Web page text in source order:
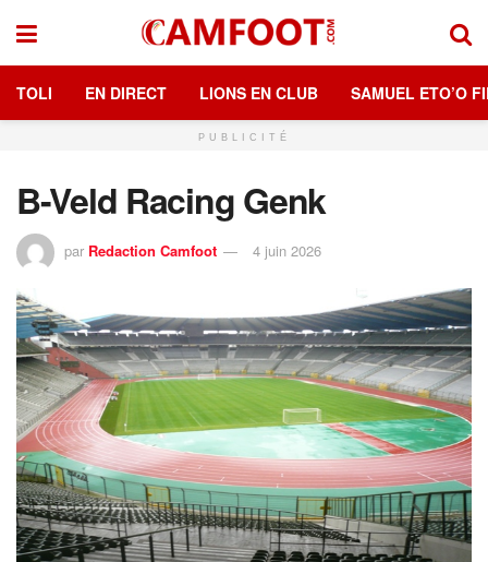
TOLI EN DIRECT LIONS EN CLUB SAMUEL ETO’O
PUBLICITÉ
B-Veld Racing Genk
par Redaction Camfoot 4 juin 2026